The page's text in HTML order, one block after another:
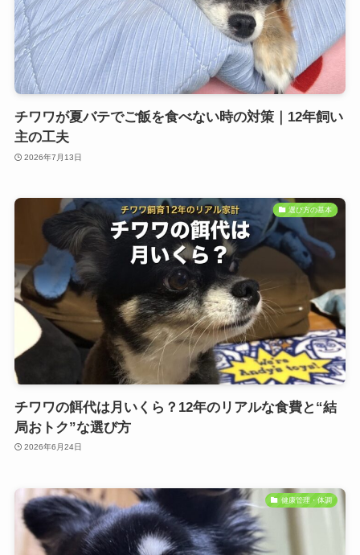
チワワが夏バテでご飯を食べない時の対策｜12年飼い
主の工夫
2026年7月13日
選び方の基本
チワワの餌代は月いくら？12年のリアルな食費と“結
局おトク”な選び方
2026年6月24日
健康管理・体調